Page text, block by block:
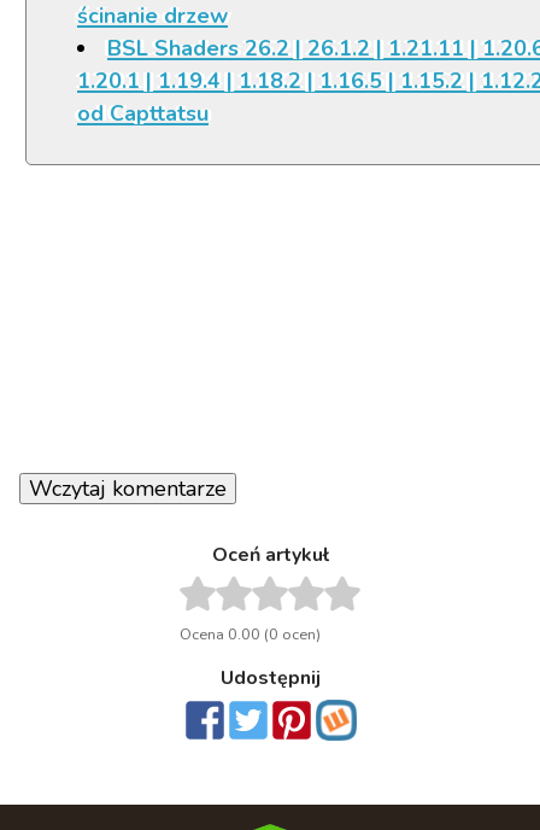
ścinanie drzew
BSL Shaders 26.2 | 26.1.2 | 1.21.11 |
1.20.1 | 1.19.4 | 1.18.2 | 1.16.5 | 1.15.2 |
od Capttatsu
Wczytaj komentarze
Oceń artykuł
Ocena 0.00 (0 ocen)
Udostępnij